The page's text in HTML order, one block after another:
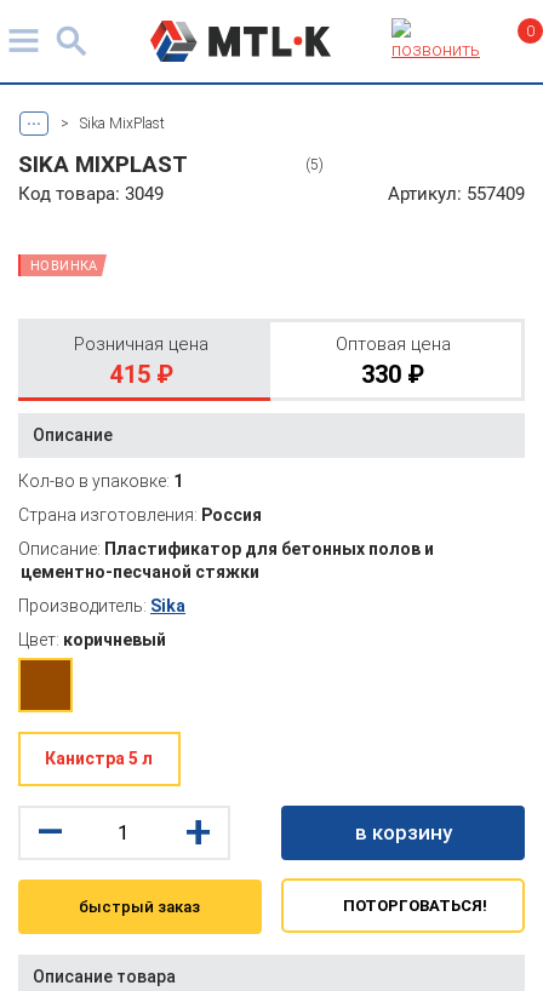
0
... > Sika MixPlast
SIKA MIXPLAST (5)
Код товара: 3049 Артикул: 557409
НОВИНКА
Розничная цена
415 ₽
Оптовая цена
330 ₽
Описание
Кол-во в упаковке: 1
Страна изготовления: Россия
Описание: Пластификатор для бетонных полов и
цементно-песчаной стяжки
Производитель: Sika
Цвет: коричневый
Канистра 5 л
– + в корзину
быстрый заказ ПОТОРГОВАТЬСЯ!
Описание товара